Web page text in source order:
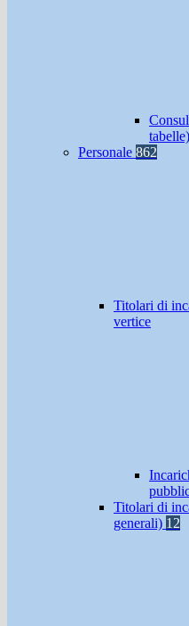
tabelle)
Personale 862
Titolari di
vertice
Titolari di
generali) 12